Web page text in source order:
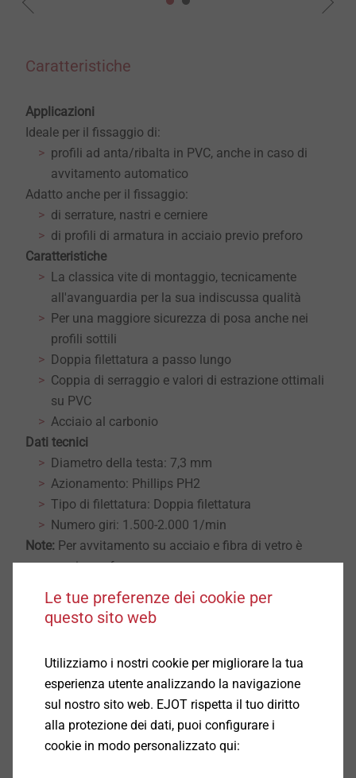
Caratteristiche
Applicazioni
Ideale per il fissaggio di:
profili ad anta/ribalta in PVC, anche in caso di
avvitamento automatico
Adatto anche per il fissaggio:
di serrature, nastri e cerniere
di profili di armatura in acciaio previo preforo
Caratteristiche
La classica vite di montaggio, tecnicamente
all'avanguardia per la sua indiscussa qualità
Per una maggiore sicurezza di posa anche nei
profili sottili
Doppia filettatura a passo lungo
Coppia di serraggio e valori di estrazione ottimali
su PVC
Acciaio al carbonio
Dati tecnici
Diametro della testa: 7,3 mm
Azionamento: Phillips PH2
Tipo di filettatura: Doppia filettatura
Numero giri: 1.500-2.000 1/min
Note: Per avvitamento su acciaio e fibra di vetro è
necessario pre-foro.
Download
Product data sheet.pdf 281 KB
Nota: il trattamento EJOSEAL offre una maggior
resistenza alla corrosione
Le tue preferenze dei cookie per
questo sito web
Utilizziamo i nostri cookie per migliorare la tua
esperienza utente analizzando la navigazione
sul nostro sito web. EJOT rispetta il tuo diritto
alla protezione dei dati, puoi configurare i
cookie in modo personalizzato qui: